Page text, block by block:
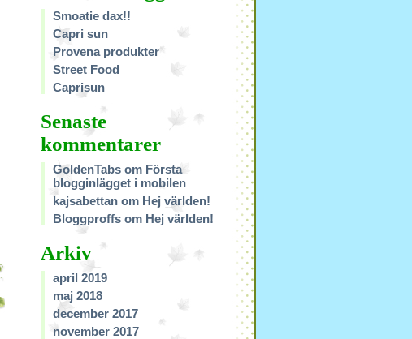
Smoatie dax!!
Capri sun
Provena produkter
Street Food
Caprisun
Senaste
kommentarer
GoldenTabs om Första
blogginlägget i mobilen
kajsabettan om Hej världen!
Bloggproffs om Hej världen!
Arkiv
april 2019
maj 2018
december 2017
november 2017